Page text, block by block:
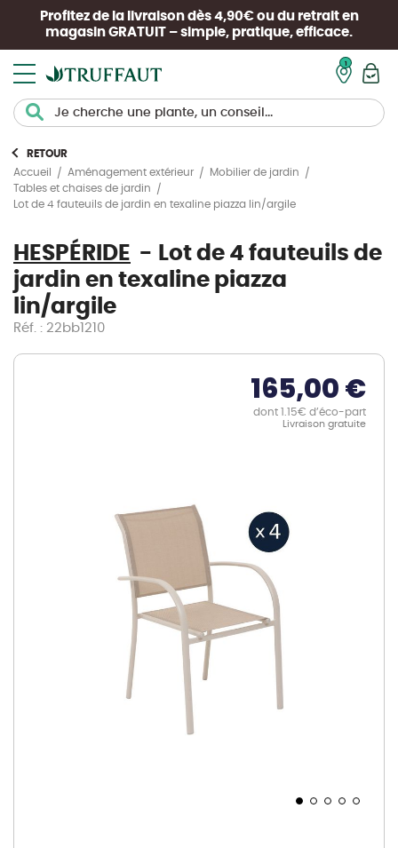
Profitez de la livraison dès 4,90€ ou du retrait en
magasin GRATUIT – simple, pratique, efficace.
RETOUR
Accueil
Aménagement extérieur
Mobilier de jardin
Tables et chaises de jardin
Lot de 4 fauteuils de jardin en texaline piazza lin/argile
HESPÉRIDE
Lot de 4 fauteuils de
jardin en texaline piazza
lin/argile
Réf. : 22bb1210
165,00 €
dont 1.15€ d’éco-part
Livraison gratuite